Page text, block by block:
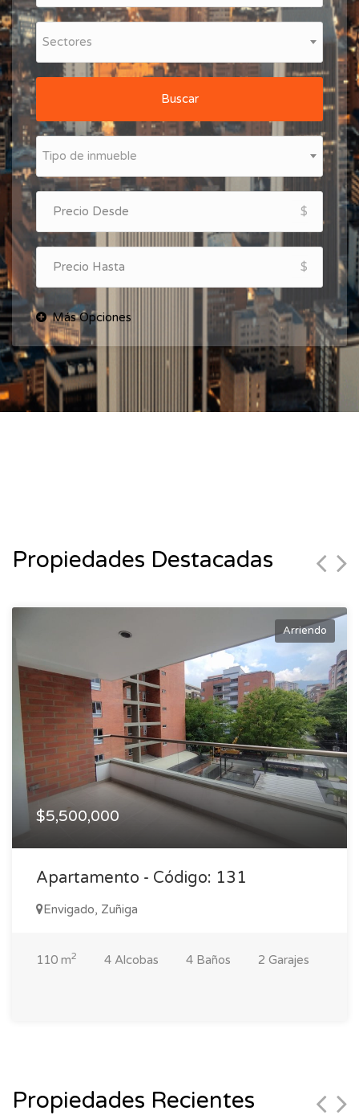
Sectores
Buscar
Tipo de inmueble
$
$
Propiedades Destacadas
Arriendo
$5,500,000
Apartamento - Código: 131
Envigado, Zuñiga
110 m2 4 Alcobas 4 Baños 2 Garajes
Propiedades Recientes